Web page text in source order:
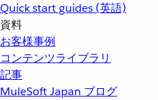
Quick start guides (英語)
資料
お客様事例
コンテンツライブラリ
記事
MuleSoft Japan ブログ